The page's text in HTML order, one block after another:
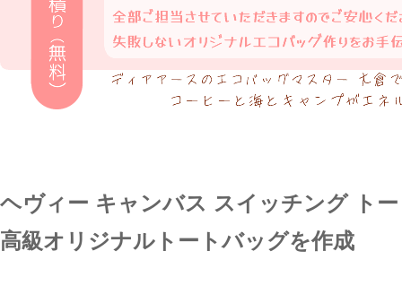
ヘヴィー キャンバス スイッチング ト
高級オリジナルトートバッグを作成